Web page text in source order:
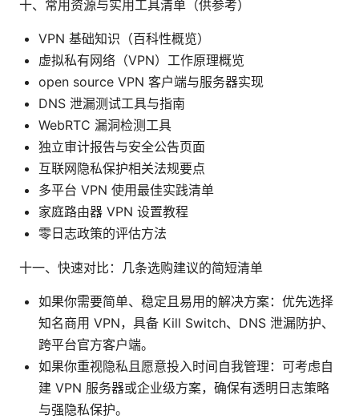
十、常用资源与实用工具清单（供参考）
VPN 基础知识（百科性概览）
虚拟私有网络（VPN）工作原理概览
open source VPN 客户端与服务器实现
DNS 泄漏测试工具与指南
WebRTC 漏洞检测工具
独立审计报告与安全公告页面
互联网隐私保护相关法规要点
多平台 VPN 使用最佳实践清单
家庭路由器 VPN 设置教程
零日志政策的评估方法
十一、快速对比：几条选购建议的简短清单
如果你需要简单、稳定且易用的解决方案：优先选择
知名商用 VPN，具备 Kill Switch、DNS 泄漏防护、
跨平台官方客户端。
如果你重视隐私且愿意投入时间自我管理：可考虑自
建 VPN 服务器或企业级方案，确保有透明日志策略
与强隐私保护。